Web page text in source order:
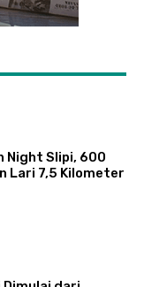
Night Slipi, 600
Lari 7,5 Kilometer